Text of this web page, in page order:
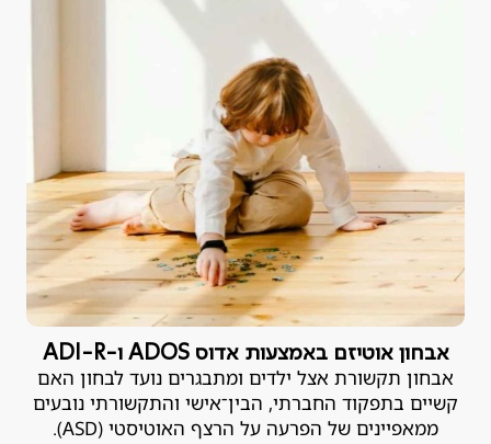
אבחון פסיכודידקטי הוא הכלי המקצועי שנועד לאתר את
הבעיה ולמצוא לה פתרון.
אבחון אוטיזם באמצעות אדוס ADOS ו-ADI-R
אבחון תקשורת אצל ילדים ומתבגרים נועד לבחון האם
קשיים בתפקוד החברתי, הבין־אישי והתקשורתי נובעים
ממאפיינים של הפרעה על הרצף האוטיסטי (ASD).